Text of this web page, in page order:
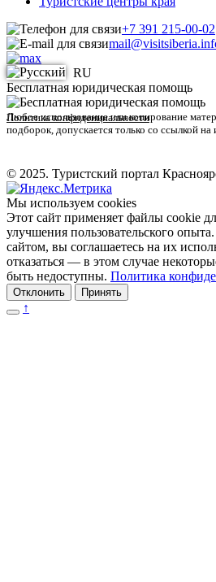
+7 391 215-00-02
RU
Бесплатная юридическая помощь
Политика конфиденциальности
Любое использование или копирование
подборок, допускается только со ссылкой
© 2025. Туристский портал
Мы используем cookies
Этот сайт применяет файлы cookie
улучшения пользовательского
сайтом, вы соглашаетесь на их
отказаться — в этом случае
быть недоступны. Политика
Отклонить Принять
↑